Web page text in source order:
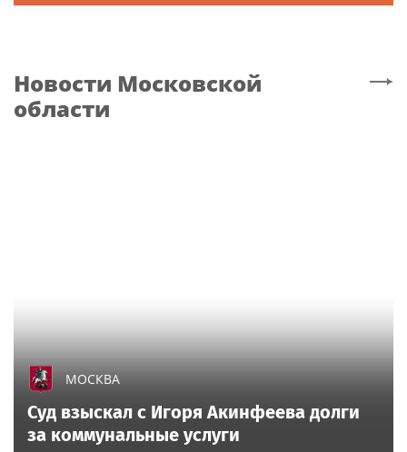
Новости Московской
области
МОСКВА
Суд взыскал с Игоря Акинфеева долги
за коммунальные услуги